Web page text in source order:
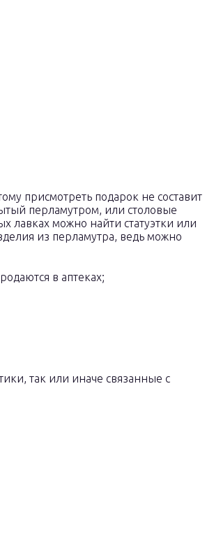
присмотреть подарок не составит
перламутром, или столовые
лавках можно найти статуэтки или
из перламутра, ведь можно
в аптеках;
так или иначе связанные с